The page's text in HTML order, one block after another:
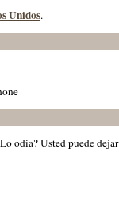
Unidos.
odia? Usted puede dejar